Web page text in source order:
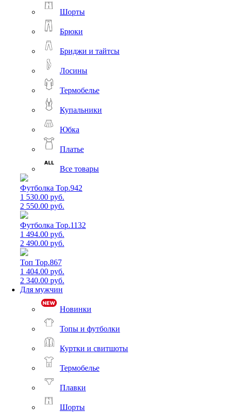
Шорты
Брюки
Бриджи и тайтсы
Лосины
Термобелье
Купальники
Юбка
Платье
Все товары
Футболка Top.942
1 530.00 руб.
2 550.00 руб.
Футболка Top.1132
1 494.00 руб.
2 490.00 руб.
Топ Top.867
1 404.00 руб.
2 340.00 руб.
Для мужчин
Новинки
Топы и футболки
Куртки и свитшоты
Термобелье
Плавки
Шорты